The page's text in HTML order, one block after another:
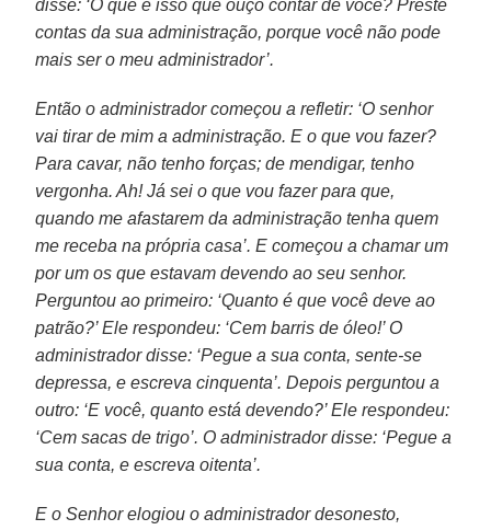
disse: ‘O que é isso que ouço contar de você? Preste
contas da sua administração, porque você não pode
mais ser o meu administrador’.
Então o administrador começou a refletir: ‘O senhor
vai tirar de mim a administração. E o que vou fazer?
Para cavar, não tenho forças; de mendigar, tenho
vergonha. Ah! Já sei o que vou fazer para que,
quando me afastarem da administração tenha quem
me receba na própria casa’. E começou a chamar um
por um os que estavam devendo ao seu senhor.
Perguntou ao primeiro: ‘Quanto é que você deve ao
patrão?’ Ele respondeu: ‘Cem barris de óleo!’ O
administrador disse: ‘Pegue a sua conta, sente-se
depressa, e escreva cinquenta’. Depois perguntou a
outro: ‘E você, quanto está devendo?’ Ele respondeu:
‘Cem sacas de trigo’. O administrador disse: ‘Pegue a
sua conta, e escreva oitenta’.
E o Senhor elogiou o administrador desonesto,